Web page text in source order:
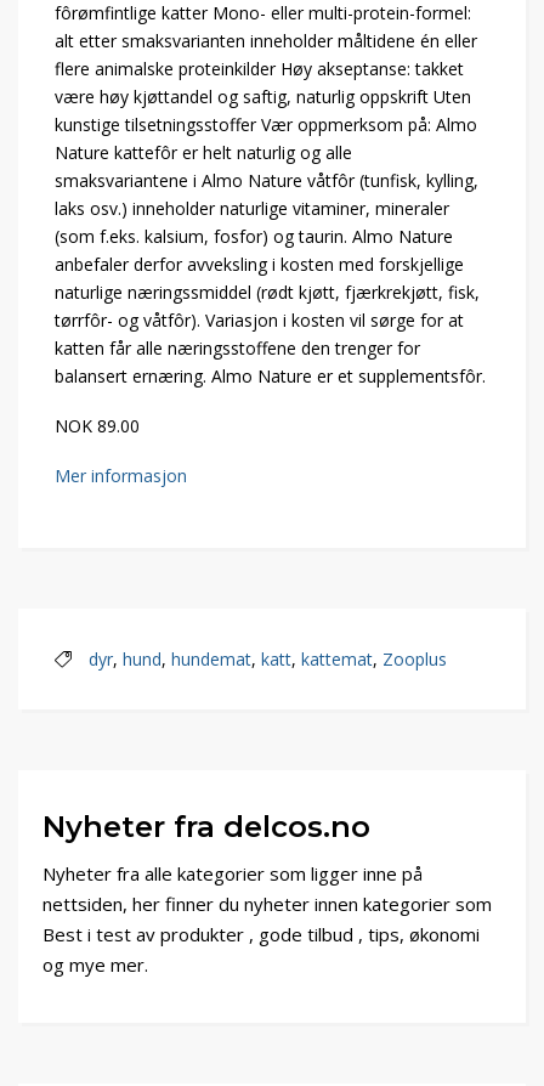
fôrømfintlige katter Mono- eller multi-protein-formel:
alt etter smaksvarianten inneholder måltidene én eller
flere animalske proteinkilder Høy akseptanse: takket
være høy kjøttandel og saftig, naturlig oppskrift Uten
kunstige tilsetningsstoffer Vær oppmerksom på: Almo
Nature kattefôr er helt naturlig og alle
smaksvariantene i Almo Nature våtfôr (tunfisk, kylling,
laks osv.) inneholder naturlige vitaminer, mineraler
(som f.eks. kalsium, fosfor) og taurin. Almo Nature
anbefaler derfor avveksling i kosten med forskjellige
naturlige næringssmiddel (rødt kjøtt, fjærkrekjøtt, fisk,
tørrfôr- og våtfôr). Variasjon i kosten vil sørge for at
katten får alle næringsstoffene den trenger for
balansert ernæring. Almo Nature er et supplementsfôr.
NOK 89.00
Mer informasjon
dyr, hund, hundemat, katt, kattemat, Zooplus
Nyheter fra delcos.no
Nyheter fra alle kategorier som ligger inne på
nettsiden, her finner du nyheter innen kategorier som
Best i test av produkter , gode tilbud , tips, økonomi
og mye mer.